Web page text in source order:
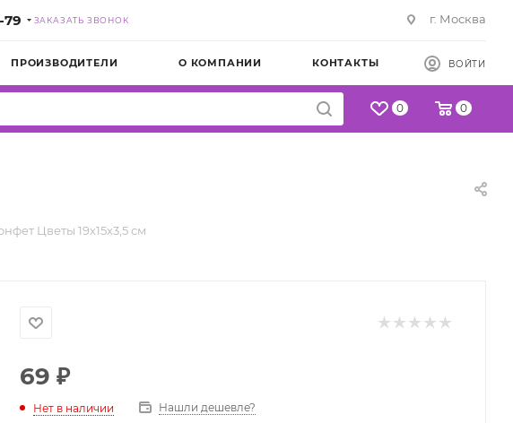
79 ЗАКАЗАТЬ ЗВОНОК г. Москва
ПРОИЗВОДИТЕЛИ О КОМПАНИИ КОНТАКТЫ ВОЙТИ
0 0
Цветы 19х15х3,5 см
69 ₽
Нет в наличии Нашли дешевле?